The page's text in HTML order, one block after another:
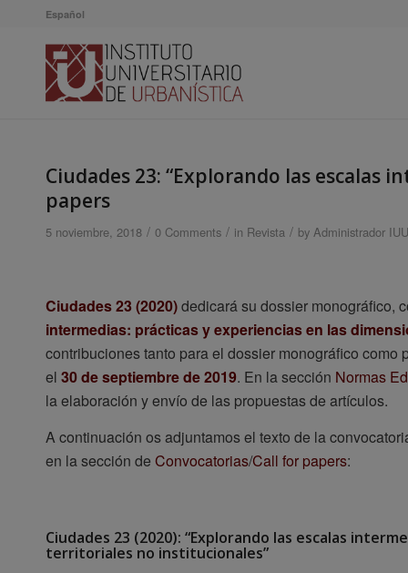
Español
Ciudades 23: “Explorando las escalas
papers
5 noviembre, 2018 / 0 Comments / in Revista / by Administrador IUU
Ciudades 23 (2020)dedicará su dossier monográfico,
intermedias: prácticas y experiencias en las
contribuciones tanto para el dossier monográfico
el 30 de septiembre de 2019. En la sección Normas
la elaboración y envío de las propuestas de artículos.
A continuación os adjuntamos el texto de la
en la sección de Convocatorias/Call for papers:
Ciudades 23 (2020): “Explorando las escalas
territoriales no institucionales”